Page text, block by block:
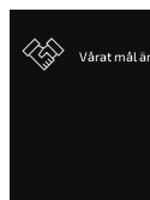
Vårat mål